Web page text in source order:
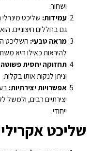
ושחור.
עמידות: שליכט
גם בחללים חיצוניים.
מראה טבעי: השליכט
להיראות כאילו היא
תחזוקה יחסית
וניתן לנקות אותו בקלות.
אפשרויות יצירתיות:
יצירתיים רבים,
ייחודי.
שליכט